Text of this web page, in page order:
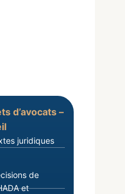
d’avocats –
juridiques
de
et